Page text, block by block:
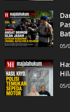
05/
05/